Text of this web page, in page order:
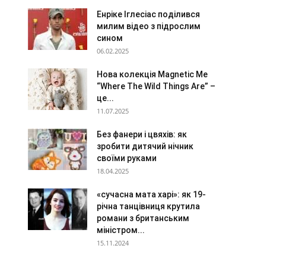
Енріке Іглесіас поділився
милим відео з підрослим
сином
06.02.2025
Нова колекція Magnetic Me
“Where The Wild Things Are” –
це...
11.07.2025
Без фанери і цвяхів: як
зробити дитячий нічник
своїми руками
18.04.2025
«сучасна мата харі»: як 19-
річна танцівниця крутила
романи з британським
міністром...
15.11.2024